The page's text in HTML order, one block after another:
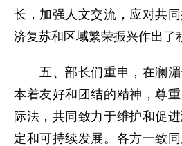
长，加强人文交流，应对共
济复苏和区域繁荣振兴作出了
五、部长们重申，在澜湄
本着友好和团结的精神，尊
际法，共同致力于维护和促
定和可持续发展。各方一致